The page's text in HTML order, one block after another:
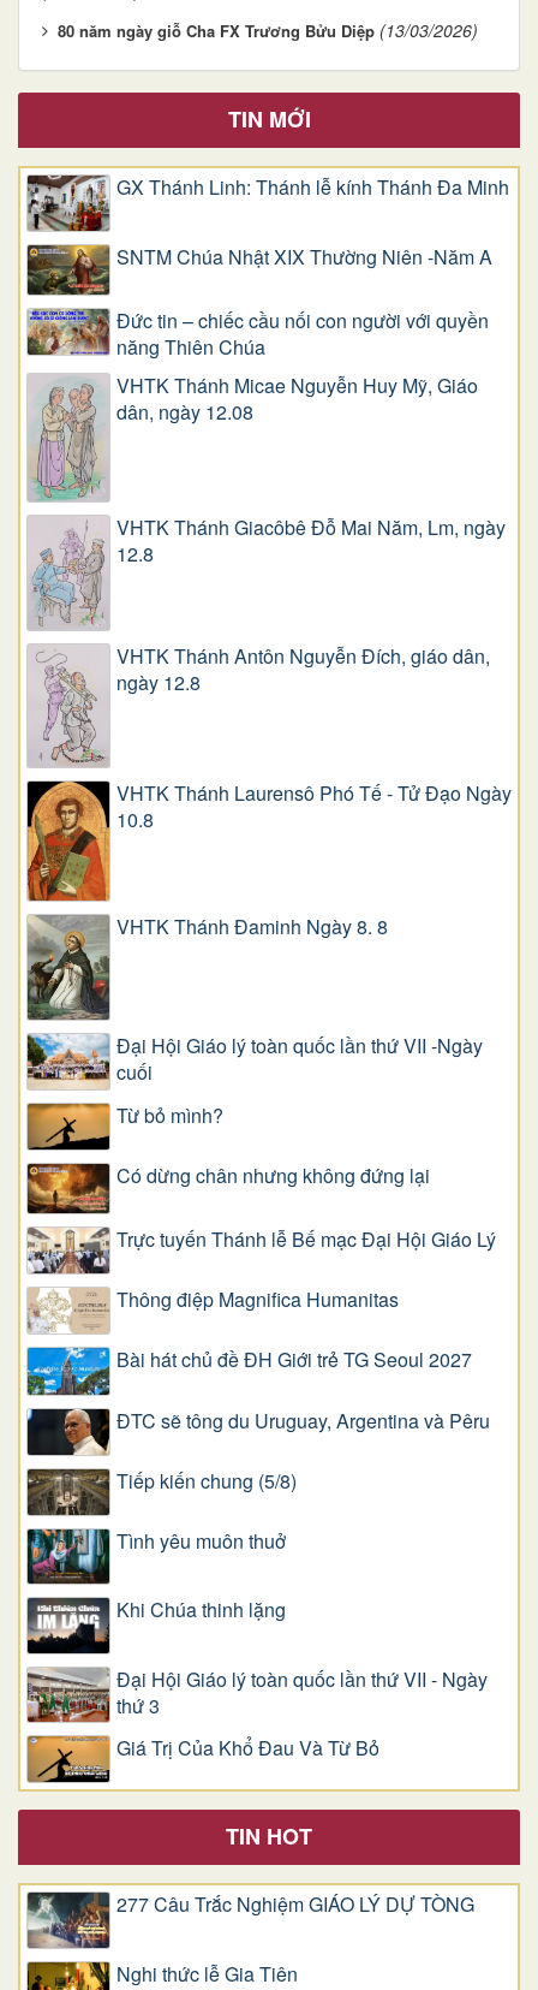
80 năm ngày giỗ Cha FX Trương Bửu Diệp (13/03/2026)
TIN MỚI
GX Thánh Linh: Thánh lễ kính Thánh Đa Minh
SNTM Chúa Nhật XIX Thường Niên -Năm A
Đức tin – chiếc cầu nối con người với quyền
năng Thiên Chúa
VHTK Thánh Micae Nguyễn Huy Mỹ, Giáo
dân, ngày 12.08
VHTK Thánh Giacôbê Ðỗ Mai Năm, Lm, ngày
12.8
VHTK Thánh Antôn Nguyễn Ðích, giáo dân,
ngày 12.8
VHTK Thánh Laurensô Phó Tế - Tử Đạo Ngày
10.8
VHTK Thánh Đaminh Ngày 8. 8
Đại Hội Giáo lý toàn quốc lần thứ VII -Ngày
cuối
Từ bỏ mình?
Có dừng chân nhưng không đứng lại
Trực tuyến Thánh lễ Bế mạc Đại Hội Giáo Lý
Thông điệp Magnifica Humanitas
Bài hát chủ đề ĐH Giới trẻ TG Seoul 2027
ĐTC sẽ tông du Uruguay, Argentina và Pêru
Tiếp kiến chung (5/8)
Tình yêu muôn thuở
Khi Chúa thinh lặng
Đại Hội Giáo lý toàn quốc lần thứ VII - Ngày
thứ 3
Giá Trị Của Khổ Ðau Và Từ Bỏ
TIN HOT
277 Câu Trắc Nghiệm GIÁO LÝ DỰ TÒNG
Nghi thức lễ Gia Tiên